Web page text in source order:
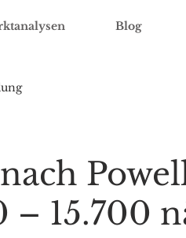
Blog
– 15.700